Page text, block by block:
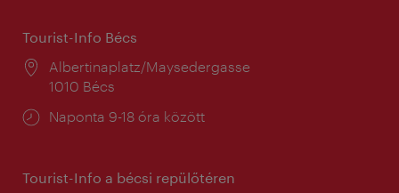
Tourist-Info Bécs
Helyszín:
Albertinaplatz/Maysedergasse
1010 Bécs
Nyitva
Naponta 9-18 óra között
Tourist-Info a bécsi repülőtéren